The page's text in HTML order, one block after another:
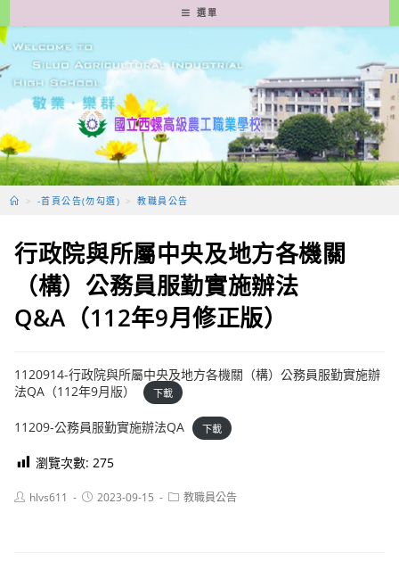
轉
至
要
容
選單
> -首頁公告(勿勾選) > 教職員公告
行政院與所屬中央及地方各機關
（構）公務員服勤實施辦法
Q&A（112年9月修正版）
1120914-行政院與所屬中央及地方各機關（構）公務員服勤實施辦
法QA（112年9月版）
下載
11209-公務員服勤實施辦法QA 下載
瀏覽次數: 275
Posthlvs611
Post2023-09-15
Post教職員公告